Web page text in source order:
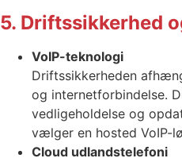
5. Driftssikkerhed
VoIP-teknologi
Driftssikkerheden
og internetforbindelse.
vedligeholdelse og
vælger en hosted VoIP-
Cloud udlandstelefoni